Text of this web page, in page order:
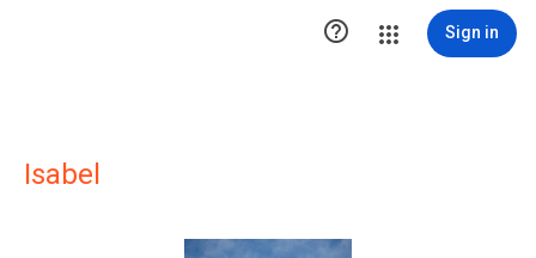
 Sign in
Isabel